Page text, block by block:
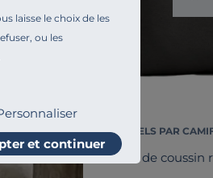
laisse le choix de les
ou les
et continuer
ESSENTIELS PAR
Housse de coussin